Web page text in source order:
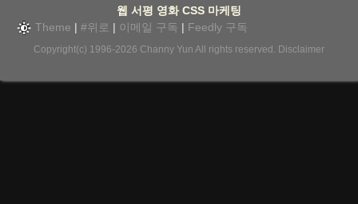
웹 서평 영화 CSS 마케팅
Theme | #위로 | 이메일 구독 | Feedly 구독
Copyright(c) 1996-2026 Channy Yun All rights reserved. Disclaimer